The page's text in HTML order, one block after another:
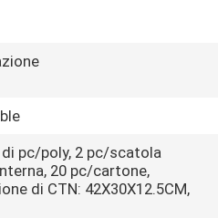
di pc/poly, 2 pc/scatola
20 pc/cartone,
di CTN: 42X30X12.5CM,